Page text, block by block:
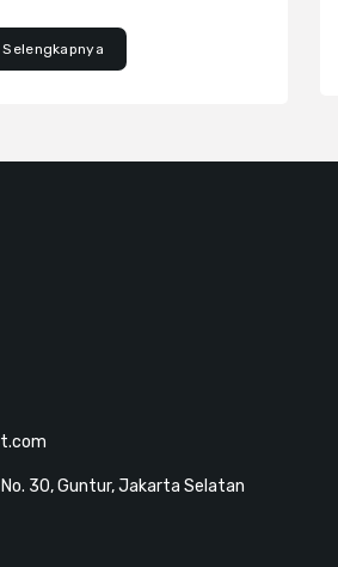
Selengkapnya
30, Guntur, Jakarta Selatan